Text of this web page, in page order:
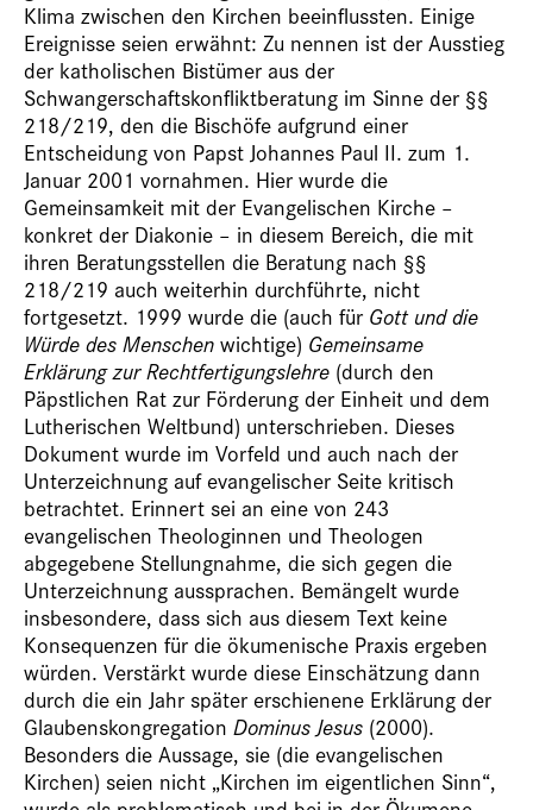
Klima zwischen den Kirchen beeinflussten. Einige
Ereignisse seien erwähnt: Zu nennen ist der Ausstieg
der katholischen Bistümer aus der
Schwangerschaftskonfliktberatung im Sinne der §§
218/219, den die Bischöfe aufgrund einer
Entscheidung von Papst Johannes Paul II. zum 1.
Januar 2001 vornahmen. Hier wurde die
Gemeinsamkeit mit der Evangelischen Kirche –
konkret der Diakonie – in diesem Bereich, die mit
ihren Beratungsstellen die Beratung nach §§
218/219 auch weiterhin durchführte, nicht
fortgesetzt. 1999 wurde die (auch für Gott und die
Würde des Menschen wichtige) Gemeinsame
Erklärung zur Rechtfertigungslehre (durch den
Päpstlichen Rat zur Förderung der Einheit und dem
Lutherischen Weltbund) unterschrieben. Dieses
Dokument wurde im Vorfeld und auch nach der
Unterzeichnung auf evangelischer Seite kritisch
betrachtet. Erinnert sei an eine von 243
evangelischen Theologinnen und Theologen
abgegebene Stellungnahme, die sich gegen die
Unterzeichnung aussprachen. Bemängelt wurde
insbesondere, dass sich aus diesem Text keine
Konsequenzen für die ökumenische Praxis ergeben
würden. Verstärkt wurde diese Einschätzung dann
durch die ein Jahr später erschienene Erklärung der
Glaubenskongregation Dominus Jesus (2000).
Besonders die Aussage, sie (die evangelischen
Kirchen) seien nicht „Kirchen im eigentlichen Sinn“,